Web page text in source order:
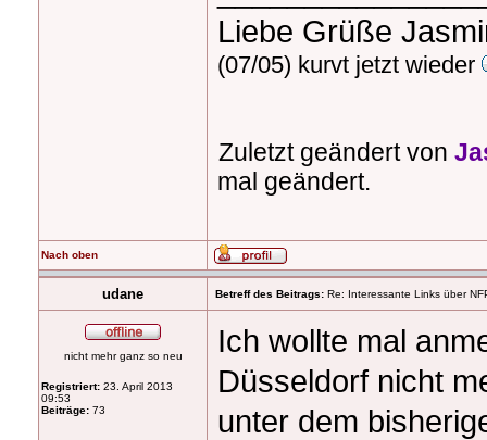
Liebe Grüße
(07/05) kurvt jetzt wieder
Zuletzt geändert von
mal geändert.
Nach oben
udane Betreff des Beitrags: Re: Interessante Links über
nicht mehr ganz so neu
Registriert: 23. April 2013
09:53
Beiträge: 73
Ich wollte mal
Düsseldorf nicht
unter dem